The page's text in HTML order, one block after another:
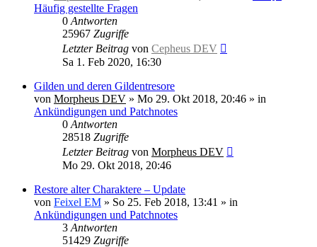
Häufig gestellte Fragen
0 Antworten
25967 Zugriffe
Letzter Beitrag von Cepheus DEV
Sa 1. Feb 2020, 16:30
Gilden und deren Gildentresore
von Morpheus DEV » Mo 29. Okt 2018, 20:46 » in
Ankündigungen und Patchnotes
0 Antworten
28518 Zugriffe
Letzter Beitrag von Morpheus DEV
Mo 29. Okt 2018, 20:46
Restore alter Charaktere – Update
von Feixel EM » So 25. Feb 2018, 13:41 » in
Ankündigungen und Patchnotes
3 Antworten
51429 Zugriffe